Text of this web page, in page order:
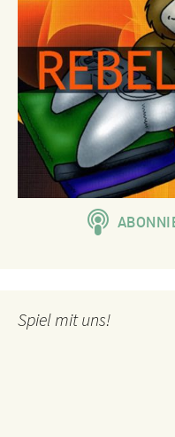
Spiel mit uns!